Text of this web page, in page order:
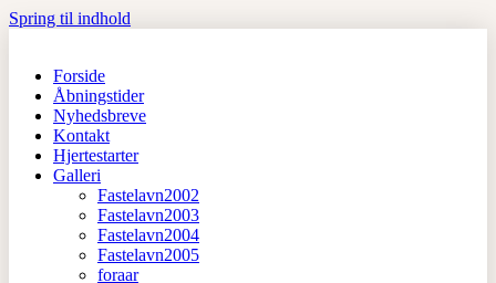
Spring til indhold
Forside
Åbningstider
Nyhedsbreve
Kontakt
Hjertestarter
Galleri
Fastelavn2002
Fastelavn2003
Fastelavn2004
Fastelavn2005
foraar